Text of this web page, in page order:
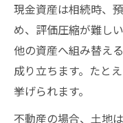
現金資産は相続時、
め、評価圧縮が難し
他の資産へ組み替え
成り立ちます。たと
挙げられます。
不動産の場合、土地